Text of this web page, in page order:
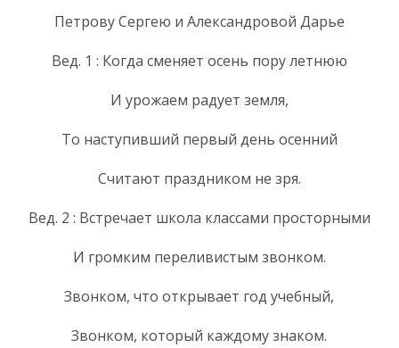
Петрову Сергею и Александровой Дарье
Вед. 1 : Когда сменяет осень пору летнюю
И урожаем радует земля,
То наступивший первый день осенний
Считают праздником не зря.
Вед. 2 : Встречает школа классами просторными
И громким переливистым звонком.
Звонком, что открывает год учебный,
Звонком, который каждому знаком.